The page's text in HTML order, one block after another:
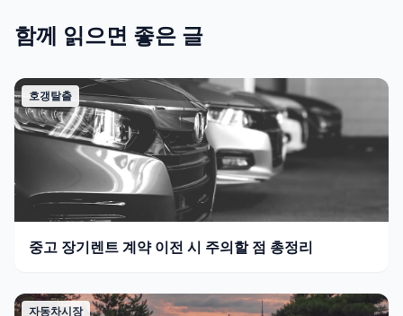
함께 읽으면 좋은 글
호갱탈출
중고 장기렌트 계약 이전 시 주의할 점 총정리
자동차시장